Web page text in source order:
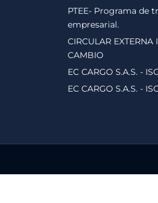
PTEE- Programa de
empresarial.
CIRCULAR
CAMBIO
EC CARGO S.A.S. -
EC CARGO S.A.S. -